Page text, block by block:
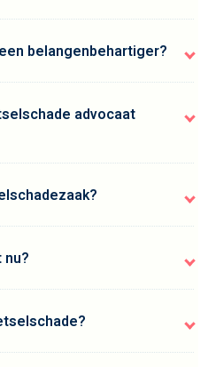
belangenbehartiger?
advocaat